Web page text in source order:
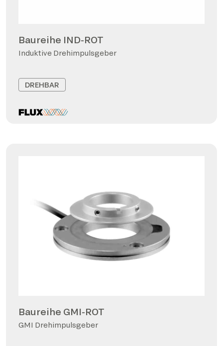
Baureihe IND-ROT
Induktive Drehimpulsgeber
DREHBAR
Baureihe GMI-ROT
GMI Drehimpulsgeber